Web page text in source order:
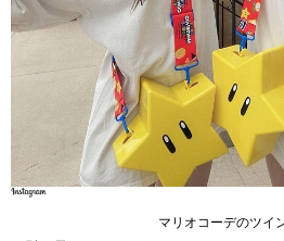
マリオコーデのツイ